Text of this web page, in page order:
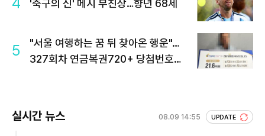
'축구의 신' 메시 부친상…향년 68세
5
"서울 여행하는 꿈 뒤 찾아온 행운"…
327회차 연금복권720+ 당첨번호조
실시간 뉴스 08.09 14:55 UPDATE